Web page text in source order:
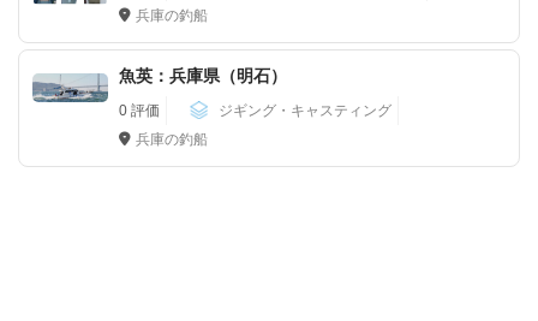
兵庫の釣船
魚英：兵庫県（明石）
0 評価
ジギング・キャスティング
兵庫の釣船